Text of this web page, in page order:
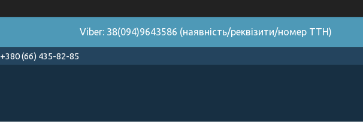
Viber: 38(094)9643586 (наявність/реквізити/номер ТТН)
+380 (66) 435-82-85